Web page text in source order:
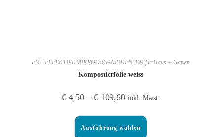
EM - EFFEKTIVE MIKROORGANISMEN, EM für Haus + Garten
Kompostierfolie weiss
€4,50– €109,60 inkl. Mwst.
Ausführung wählen